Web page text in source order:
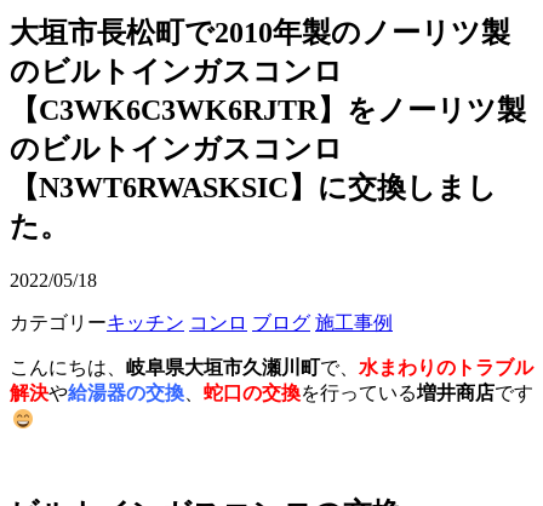
大垣市長松町で2010年製のノーリツ製
のビルトインガスコンロ
【C3WK6C3WK6RJTR】をノーリツ製
のビルトインガスコンロ
【N3WT6RWASKSIC】に交換しまし
た。
2022/05/18
カテゴリーキッチン コンロ ブログ 施工事例
こんにちは、 岐阜県大垣市久瀬川町で、 水まわりのトラブル
解決や給湯器の交換 蛇口の交換を行っている増井商店です